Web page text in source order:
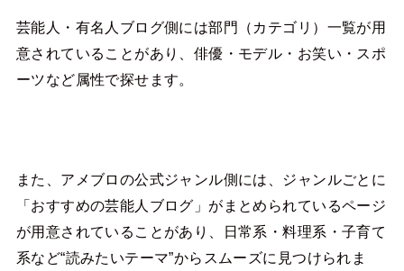
芸能人・有名人ブログ側には部門（カテゴリ）一覧が用
意されていることがあり、俳優・モデル・お笑い・スポ
ーツなど属性で探せます。
また、アメブロの公式ジャンル側には、ジャンルごとに
「おすすめの芸能人ブログ」がまとめられているページ
が用意されていることがあり、日常系・料理系・子育て
系など“読みたいテーマ”からスムーズに見つけられま